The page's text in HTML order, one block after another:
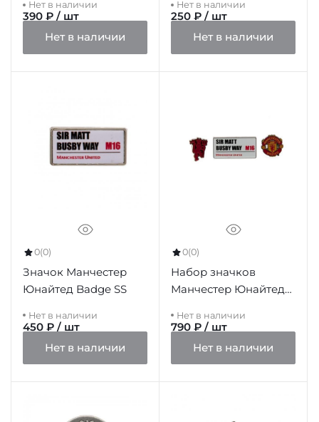
Нет в наличии
390 ₽ / шт
Нет в наличии
Нет в наличии
250 ₽ / шт
Нет в наличии
0(0)
Значок Манчестер
Юнайтед Badge SS
Нет в наличии
450 ₽ / шт
Нет в наличии
0(0)
Набор значков
Манчестер Юнайтед
Нет в наличии
790 ₽ / шт
Нет в наличии